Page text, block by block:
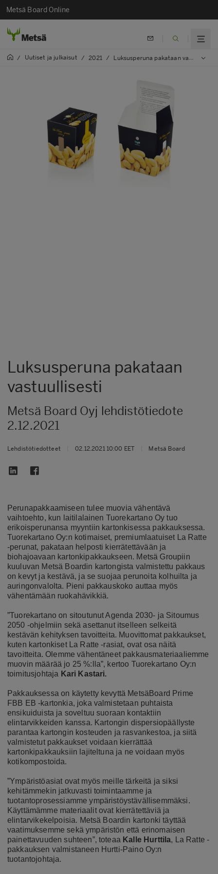
Metsä Board Online
/ Uutiset ja julkaisut / 2021 / Luksusperuna pakataan vastuullisesti
Luksusperuna pakataan
vastuullisesti
Metsä Board Oyj lehdistötiedote
2.12.2021
Lehdistötiedotteet 02.12.2021 10:00 EET Metsä Board
Perunapakkaamiseen tulee muovia vähentävä
vaihtoehto, kun laitilalainen Tuorekartano Oy tuo
erikoisperunansa myyntiin kartonkisessa pakkauksessa.
Tuorekartano Oy:n kotimaiset, premiumlaatuiset La Ratte
-perunat, pakataan helposti kierrätettävään ja
biohajoavaan kartonkipakkaukseen. Metsä Groupiin
kuuluvan Metsä Boardin kartongista valmistettu pakkaus
on kevyt ja kestävä, ja se suojaa perunoita kolhuilta ja
auringonvalolta. Pieni pakkauskoko auttaa myös
vähentämään ruokahävikkiä.
”Tuorekartano on sitoutunut Agenda 2030- ja Sitoumus
2050 -ohjelmiin sekä asettanut itselleen selkeitä
kestävän kehityksen tavoitteita. Muovittomat pakkaukset,
kuten kartonkiset La Ratte -rasiat, ovat osa näitä
tavoitteita. Olemme vähentäneet pakkausmateriaaliemme
muovin määrää jo 25 %:lla”, kertoo Tuorekartano Oy:n
toimitusjohtaja Kari Kastari.
Pakkauksessa on käytetty kevyttä MetsäBoard Prime
FBB EB -kartonkia, joka valmistetaan puhtaista
ensikuiduista ja soveltuu suoraan kontaktiin
elintarvikkeiden kanssa. Kartongin dispersiopäällyste
parantaa kartongin kosteuden ja rasvankestoa, ja siitä
valmistetut pakkaukset voidaan kierrättää
kartonkipakkauksiin lajiteltuna ja ne voidaan myös
kotikompostoida.
”Ympäristöasiat ovat myös meille tärkeitä ja siksi
kehitämmekin jatkuvasti toimintaamme ja
tuotantoprosessiamme ympäristöystävällisemmäksi.
Käyttämämme materiaalit ovat kierrätettäviä ja
elintarvikekelpoisia. Metsä Boardin kartonki täyttää
vaatimuksemme sekä ympäristön että erinomaisen
painettavuuden suhteen”, toteaa Kalle Hurttila, La Ratte -
pakkauksen valmistaneen Hurtti-Paino Oy:n
tuotantojohtaja.